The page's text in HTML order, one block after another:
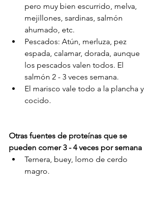
pero muy bien escurrido, melva,
mejillones, sardinas, salmón
ahumado, etc.
Pescados: Atún, merluza, pez
espada, calamar, dorada, aunque
los pescados valen todos. El
salmón 2 - 3 veces semana.
El marisco vale todo a la plancha y
cocido.
Otras fuentes de proteínas que se
pueden comer 3 - 4 veces por semana
Ternera, buey, lomo de cerdo
magro.